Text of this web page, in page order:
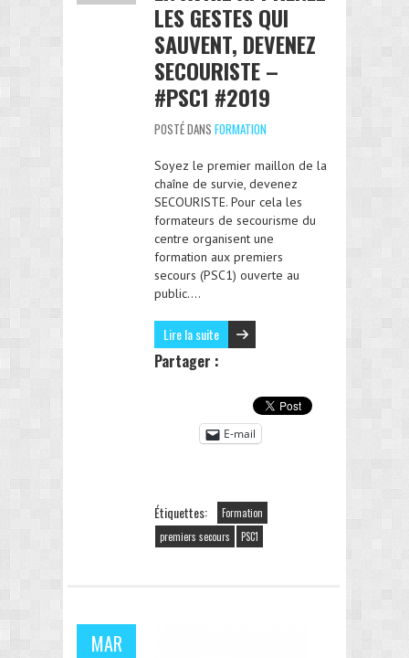
LES GESTES QUI
SAUVENT, DEVENEZ
SECOURISTE –
#PSC1 #2019
POSTÉ DANS FORMATION
Soyez le premier maillon de la
chaîne de survie, devenez
SECOURISTE. Pour cela les
formateurs de secourisme du
centre organisent une
formation aux premiers
secours (PSC1) ouverte au
public….
Lire la suite
Partager :
E-mail
Étiquettes:
Formation
premiers secours
PSC1
MAR